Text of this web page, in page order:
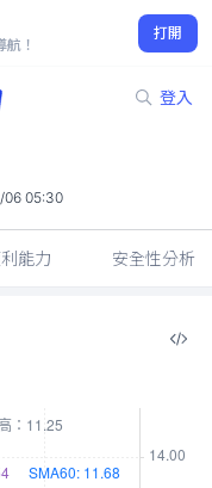
！
打開
登入
06 05:30
能力 安全性分析